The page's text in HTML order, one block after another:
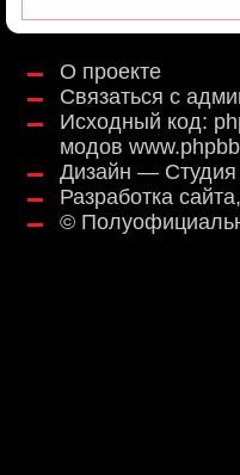
О проекте
Связаться с
Исходный код:
модов
Дизайн —
Разработка
©